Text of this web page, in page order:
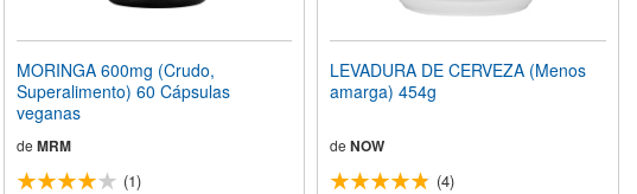
MORINGA 600mg (Crudo,
Superalimento) 60 Cápsulas
veganas
de MRM
(1)
LEVADURA DE CERVEZA (Menos
amarga) 454g
de NOW
(4)